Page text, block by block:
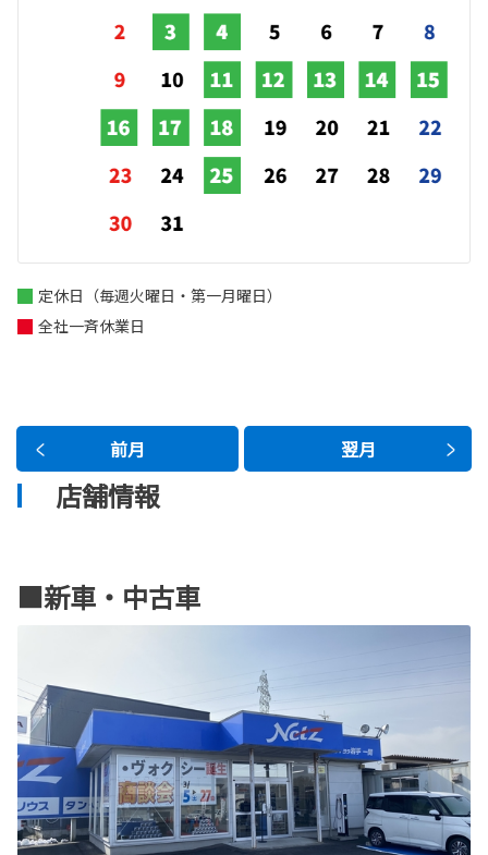
前月 翌月
定休日（毎週火曜日・第一月曜日）
全社一斉休業日
店舗情報
■新車・中古車